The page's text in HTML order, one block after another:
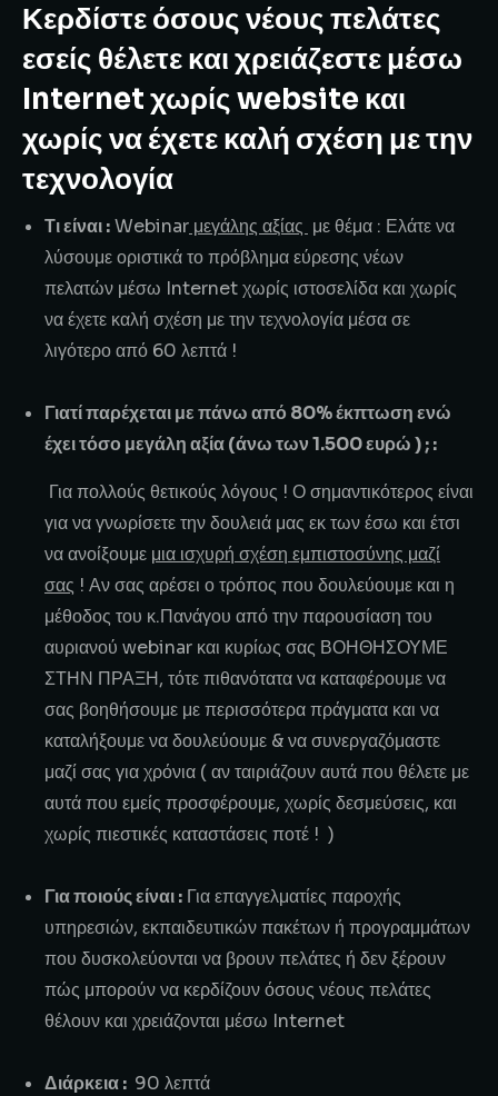
Κερδίστε όσους νέους πελάτες
εσείς θέλετε και χρειάζεστε μέσω
Internet χωρίς website και
χωρίς να έχετε καλή σχέση με την
τεχνολογία
Τι είναι :Webinar μεγάλης αξίας με θέμα : Ελάτε να
λύσουμε οριστικά το πρόβλημα εύρεσης νέων
πελατών μέσω Internet χωρίς ιστοσελίδα και χωρίς
να έχετε καλή σχέση με την τεχνολογία μέσα σε
λιγότερο από 60 λεπτά !
Γιατί παρέχεται με πάνω από 80% έκπτωση ενώ
έχει τόσο μεγάλη αξία (άνω των 1.500 ευρώ ) ; :
Για πολλούς θετικούς λόγους ! Ο σημαντικότερος είναι
για να γνωρίσετε την δουλειά μας εκ των έσω και έτσι
να ανοίξουμε μια ισχυρή σχέση εμπιστοσύνης μαζί
σας ! Αν σας αρέσει ο τρόπος που δουλεύουμε και η
μέθοδος του κ.Πανάγου από την παρουσίαση του
αυριανού webinar και κυρίως σας ΒΟΗΘΗΣΟΥΜΕ
ΣΤΗΝ ΠΡΑΞΗ, τότε πιθανότατα να καταφέρουμε να
σας βοηθήσουμε με περισσότερα πράγματα και να
καταλήξουμε να δουλεύουμε & να συνεργαζόμαστε
μαζί σας για χρόνια ( αν ταιριάζουν αυτά που θέλετε με
αυτά που εμείς προσφέρουμε, χωρίς δεσμεύσεις, και
χωρίς πιεστικές καταστάσεις ποτέ ! )
Για ποιούς είναι : Για επαγγελματίες παροχής
υπηρεσιών, εκπαιδευτικών πακέτων ή προγραμμάτων
που δυσκολεύονται να βρουν πελάτες ή δεν ξέρουν
πώς μπορούν να κερδίζουν όσους νέους πελάτες
θέλουν και χρειάζονται μέσω Internet
Διάρκεια : 90 λεπτά